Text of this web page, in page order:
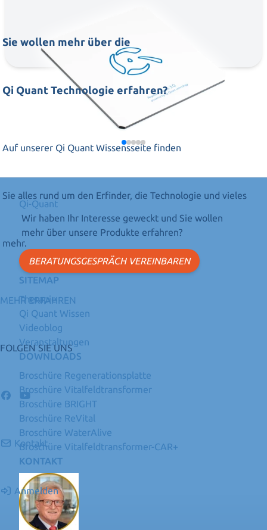
Sie wollen mehr über die
Qi Quant Technologie erfahren?
Auf unserer Qi Quant Wissensseite finden
Sie alles rund um den Erfinder, die Technologie und vieles
mehr.
MEHR ERFAHREN
FOLGEN SIE UNS
Kontakt
Anmelden
Qi-Quant
Wir haben Ihr Interesse geweckt und Sie wollen
mehr über unsere Produkte erfahren?
BERATUNGSGESPRÄCH VEREINBAREN
SITEMAP
Therapie
Qi Quant Wissen
Videoblog
Veranstaltungen
DOWNLOADS
Broschüre Regenerationsplatte
Broschüre Vitalfeldtransformer
Broschüre BRIGHT
Broschüre ReVital
Broschüre WaterAlive
Broschüre Vitalfeldtransformer-CAR+
KONTAKT